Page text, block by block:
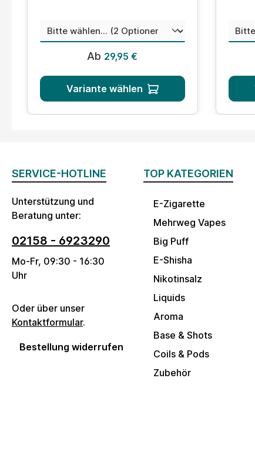
Mengeauswählen
Regulärer Preis:
Ab 29,95 €
Variante wählen
SERVICE-HOTLINE
Unterstützung und
Beratung unter:
02158 - 6923290
Mo-Fr, 09:30 - 16:30
Uhr
Oder über unser
Kontaktformular.
Bestellung widerrufen
TOP KATEGORIEN
E-Zigarette
Mehrweg Vapes
Big Puff
E-Shisha
Nikotinsalz
Liquids
Aroma
Base & Shots
Coils & Pods
Zubehör